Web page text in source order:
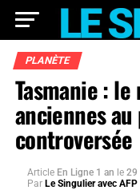
PLANÈTE
Tasmanie :
anciennes
controversée
Article En Ligne 1 an le 29
Par Le Singulier avec AFP